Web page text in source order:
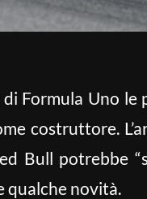
Formula Uno
costruttore.
Bull potrebbe
qualche novità.